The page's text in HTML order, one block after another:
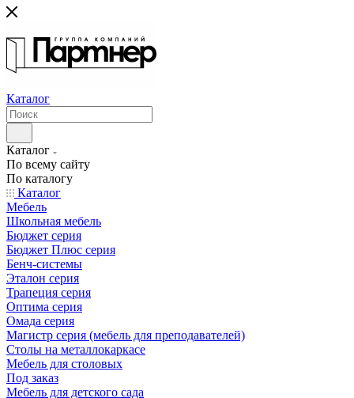
Каталог
Каталог
По всему сайту
По каталогу
Каталог
Мебель
Школьная мебель
Бюджет серия
Бюджет Плюс серия
Бенч-системы
Эталон серия
Трапеция серия
Оптима серия
Омада серия
Магистр серия (мебель для преподавателей)
Столы на металлокаркасе
Мебель для столовых
Под заказ
Мебель для детского сада